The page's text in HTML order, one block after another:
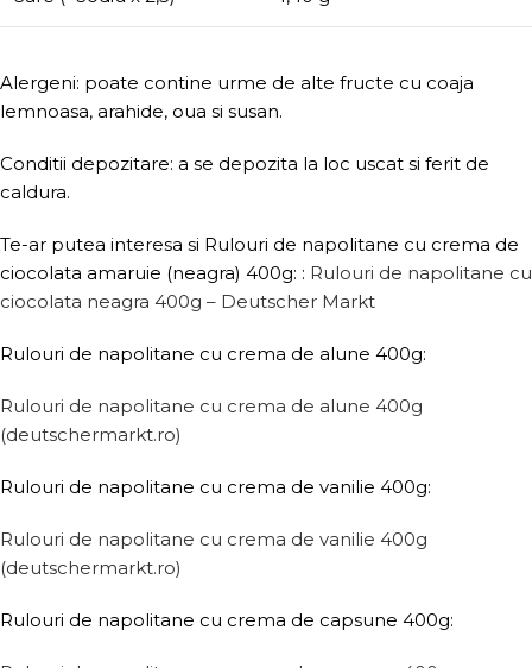
Alergeni: poate contine urme de alte fructe cu coaja
lemnoasa, arahide, oua si susan.
Conditii depozitare: a se depozita la loc uscat si ferit de
caldura.
Te-ar putea interesa si Rulouri de napolitane cu crema de
ciocolata amaruie (neagra) 400g: : Rulouri de napolitane cu
ciocolata neagra 400g – Deutscher Markt
Rulouri de napolitane cu crema de alune 400g:
Rulouri de napolitane cu crema de alune 400g
(deutschermarkt.ro)
Rulouri de napolitane cu crema de vanilie 400g:
Rulouri de napolitane cu crema de vanilie 400g
(deutschermarkt.ro)
Rulouri de napolitane cu crema de capsune 400g: